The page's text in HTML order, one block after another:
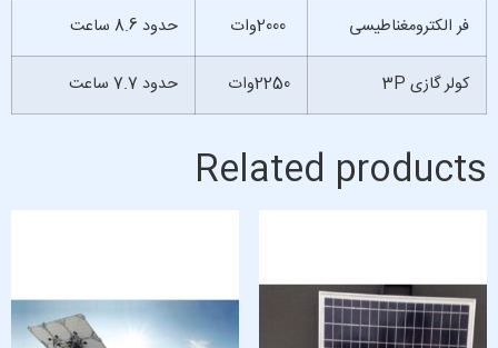
فر الکترومغناطیسی حدود 8.6 ساعت
کولر گازی 3P 2250وات حدود 7.7 ساعت
Related products